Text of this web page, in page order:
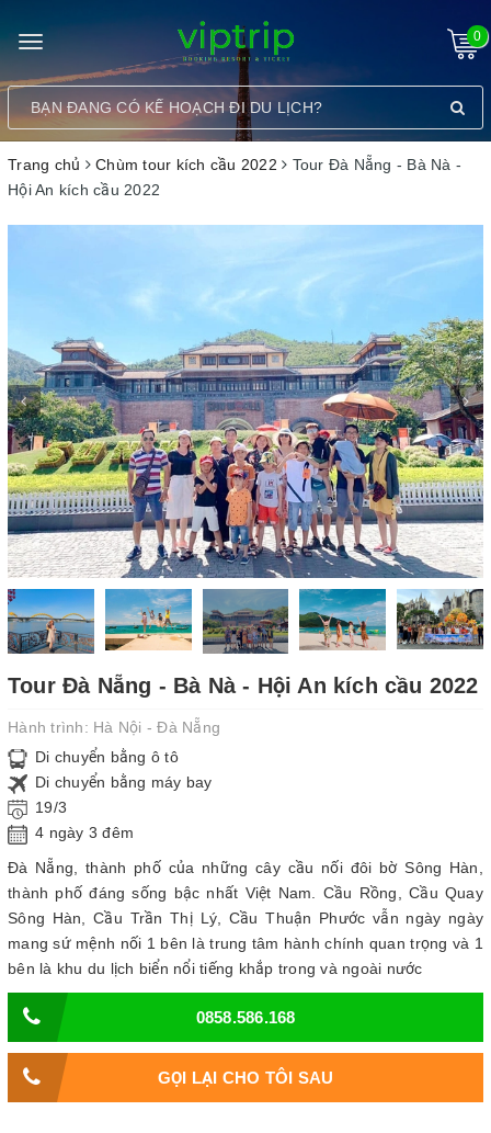
Toggle
navigation
0
Trang chủ Chùm tour kích cầu 2022
Tour Đà Nẵng - Bà Nà -
Hội An kích cầu 2022
Tour Đà Nẵng - Bà Nà - Hội An kích cầu 2022
Hành trình: Hà Nội - Đà Nẵng
Di chuyển bằng ô tô
Di chuyển bằng máy bay
19/3
4 ngày 3 đêm
Đà Nẵng, thành phố của những cây cầu nối đôi bờ Sông Hàn,
thành phố đáng sống bậc nhất Việt Nam. Cầu Rồng, Cầu Quay
Sông Hàn, Cầu Trần Thị Lý, Cầu Thuận Phước vẫn ngày ngày
mang sứ mệnh nối 1 bên là trung tâm hành chính quan trọng và 1
bên là khu du lịch biển nổi tiếng khắp trong và ngoài nước
0858.586.168
GỌI LẠI CHO TÔI SAU